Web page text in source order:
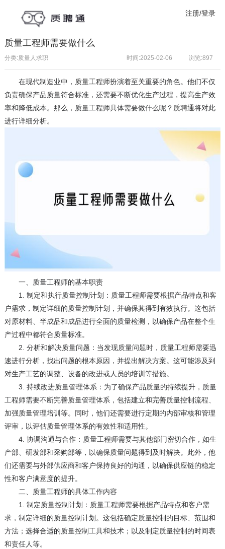
注册/登录
质量工程师需要做什么
分类:质量人求职 浏览:897
时间:2025-02-06
在现代制造业中， 质量工程师扮演着至关重要的角色。他们不仅
负责确保产品质量符合标准，还需要不断优化生产过程，提高生产效
率和降低成本。那么，质量工程师具体需要做什么呢？ 质聘通将对此
进行详细分析。
一、质量工程师的基本职责
1. 制定和执行质量控制计划：质量工程师需要根据产品特点和客
户需求，制定详细的质量控制计划，并确保其得到有效执行。这包括
对原材料、半成品和成品进行全面的质量检测，以确保产品在整个生
产过程中都符合质量标准。
2. 分析和解决质量问题：当发现质量问题时，质量工程师需要迅
速进行分析，找出问题的根本原因，并提出解决方案。这可能涉及到
对生产工艺的调整、设备的改进或人员的培训等措施。
3. 持续改进质量管理体系：为了确保产品质量的持续提升，质量
工程师需要不断完善质量管理体系，包括建立和完善质量控制流程、
加强质量管理培训等。同时，他们还需要进行定期的内部审核和管理
评审，以评估质量管理体系的有效性和适用性。
4. 协调沟通与合作：质量工程师需要与其他部门密切合作，如生
产部、研发部和采购部等，以确保质量问题得到及时解决。此外，他
们还需要与外部供应商和客户保持良好的沟通，以确保供应链的稳定
性和客户满意度的提升。
二、质量工程师的具体工作内容
1. 制定质量控制计划：质量工程师需要根据产品特点和客户需
求，制定详细的质量控制计划。这包括确定质量控制的目标、范围和
方法；选择合适的质量控制工具和技术；以及制定质量控制的时间表
和责任人等。